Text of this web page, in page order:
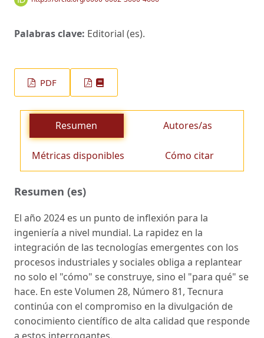
Palabras clave: Editorial (es).
PDF
Resumen Autores/as
Métricas disponibles Cómo citar
Resumen (es)
El año 2024 es un punto de inflexión para la
ingeniería a nivel mundial. La rapidez en la
integración de las tecnologías emergentes con los
procesos industriales y sociales obliga a replantear
no solo el "cómo" se construye, sino el "para qué" se
hace. En este Volumen 28, Número 81, Tecnura
continúa con el compromiso en la divulgación de
conocimiento científico de alta calidad que responde